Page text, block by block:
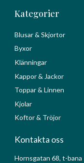
Kategorier
Blusar & Skjortor
Byxor
Klänningar
Kappor & Jackor
Toppar & Linnen
Kjolar
Koftor & Tröjor
Kontakta oss
Hornsgatan 68, t-bana